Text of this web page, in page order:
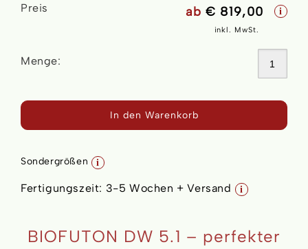
Preis ab € 819,00 i
inkl. MwSt.
Menge:
In den Warenkorb
Sondergrößen i
Fertigungszeit: 3-5 Wochen + Versand i
BIOFUTON DW 5.1 – perfekter